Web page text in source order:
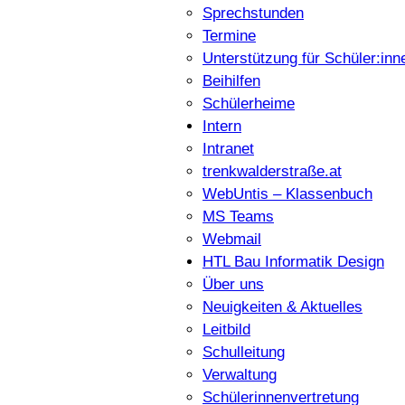
Sprechstunden
Termine
Unterstützung für
Beihilfen
Schülerheime
Intern
Intranet
trenkwalderstraße.at
WebUntis – Klassenbuch
MS Teams
Webmail
HTL Bau Informatik Design
Über uns
Neuigkeiten & Aktuelles
Leitbild
Schulleitung
Verwaltung
Schülerinnenvertretung